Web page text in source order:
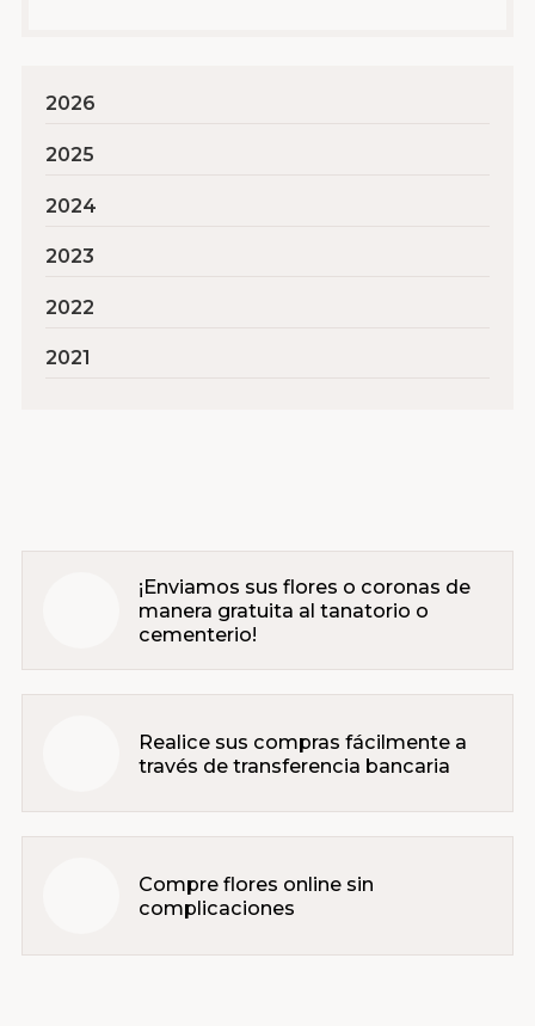
2026
2025
2024
2023
2022
2021
¡Enviamos sus flores o coronas de
manera gratuita al tanatorio o
cementerio!
Realice sus compras fácilmente a
través de transferencia bancaria
Compre flores online sin
complicaciones